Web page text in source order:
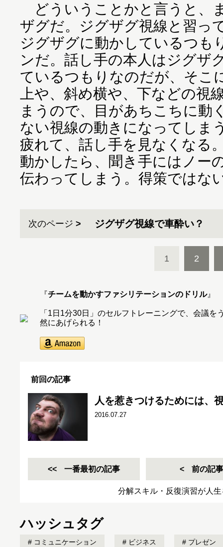
どういうことかと言うと、
ザグだ。ジグザグ視線と習っ
ジグザグに動かしているつも
ンだ。話し手の本人はジグザ
ているつもりなのだが、そこ
上や、斜め横や、下などの視
まうので、目があちこちに動
ない視線の動きになってしま
疲れて、話し手を見なくなる
動かしたら、聞き手にはノー
伝わってしまう。得策ではな
次のページ ジグザグ視線で車酔い？
1 2
『チームを動かすファシリテーションのドリル』
「1日1分30日」のセルフトレーニングで、会議
然にあげられる！
前回の記事
人を惹きつけるためには、
2016.07.27
一番最初の記事 前の記事
分解スキル・反復演習が人
ハッシュタグ
コミュニケーション ビジネス プレゼン